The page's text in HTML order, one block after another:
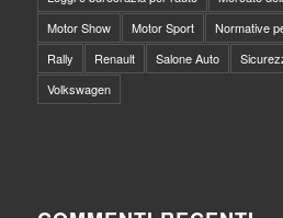
Motor Show
Motor Sport Normative
Rally
Renault Salone Auto
Volkswagen